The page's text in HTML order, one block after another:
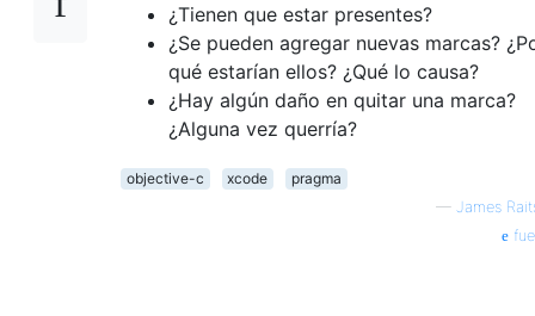
¿Tienen que estar presentes?
¿Se pueden agregar nuevas marcas?
qué estarían ellos? ¿Qué lo causa?
¿Hay algún daño en quitar una marca?
¿Alguna vez querría?
objective-c xcode
pragma
— James